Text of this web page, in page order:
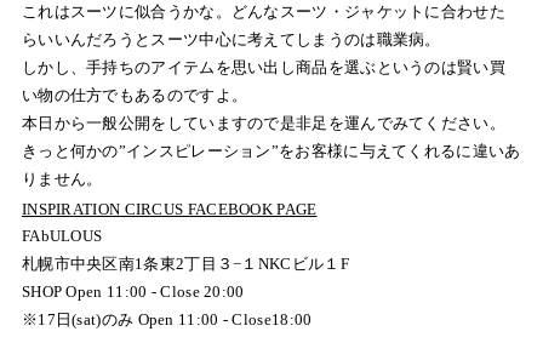
これはスーツに似合うかな。どんなスーツ・ジャケットに合わせた
らいいんだろうとスーツ中心に考えてしまうのは職業病。
しかし、手持ちのアイテムを思い出し商品を選ぶというのは賢い買
い物の仕方でもあるのですよ。
本日から一般公開をしていますので是非足を運んでみてください。
きっと何かの”インスピレーション”をお客様に与えてくれるに違いあ
りません。
INSPIRATION CIRCUS FACEBOOK PAGE
FAbULOUS
札幌市中央区南1条東2丁目３−１NKCビル１F
SHOP Open 11:00 - Close 20:00
※17日(sat)のみ Open 11:00 - Close18:00